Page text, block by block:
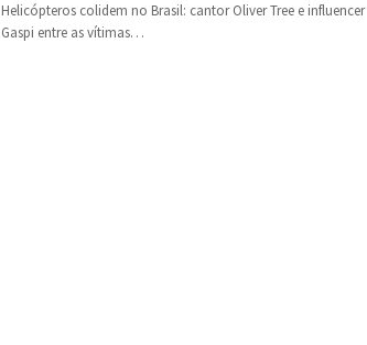
Helicópteros colidem no Brasil: cantor Oliver Tree e influencer
Gaspi entre as vítimas…